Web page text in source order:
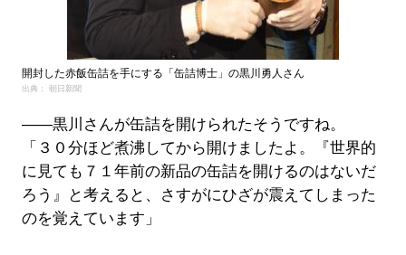
開封した赤飯缶詰を手にする「缶詰博士」の黒川勇人さん
出典： 朝日新聞
――黒川さんが缶詰を開けられたそうですね。
「３０分ほど煮沸してから開けましたよ。『世界的
に見ても７１年前の新品の缶詰を開けるのはないだ
ろう』と考えると、さすがにひざが震えてしまった
のを覚えています」